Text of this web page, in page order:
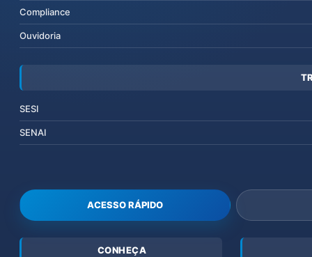
Compliance
Ouvidoria
SESI
SENAI
ACESSO RÁPIDO
CONHEÇA